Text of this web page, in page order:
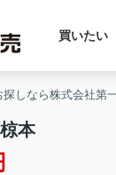
買いたい
しなら株式会社第
本